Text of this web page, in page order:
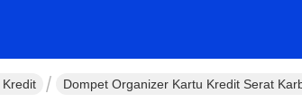
Dompet Organizer Kartu Kredit Serat